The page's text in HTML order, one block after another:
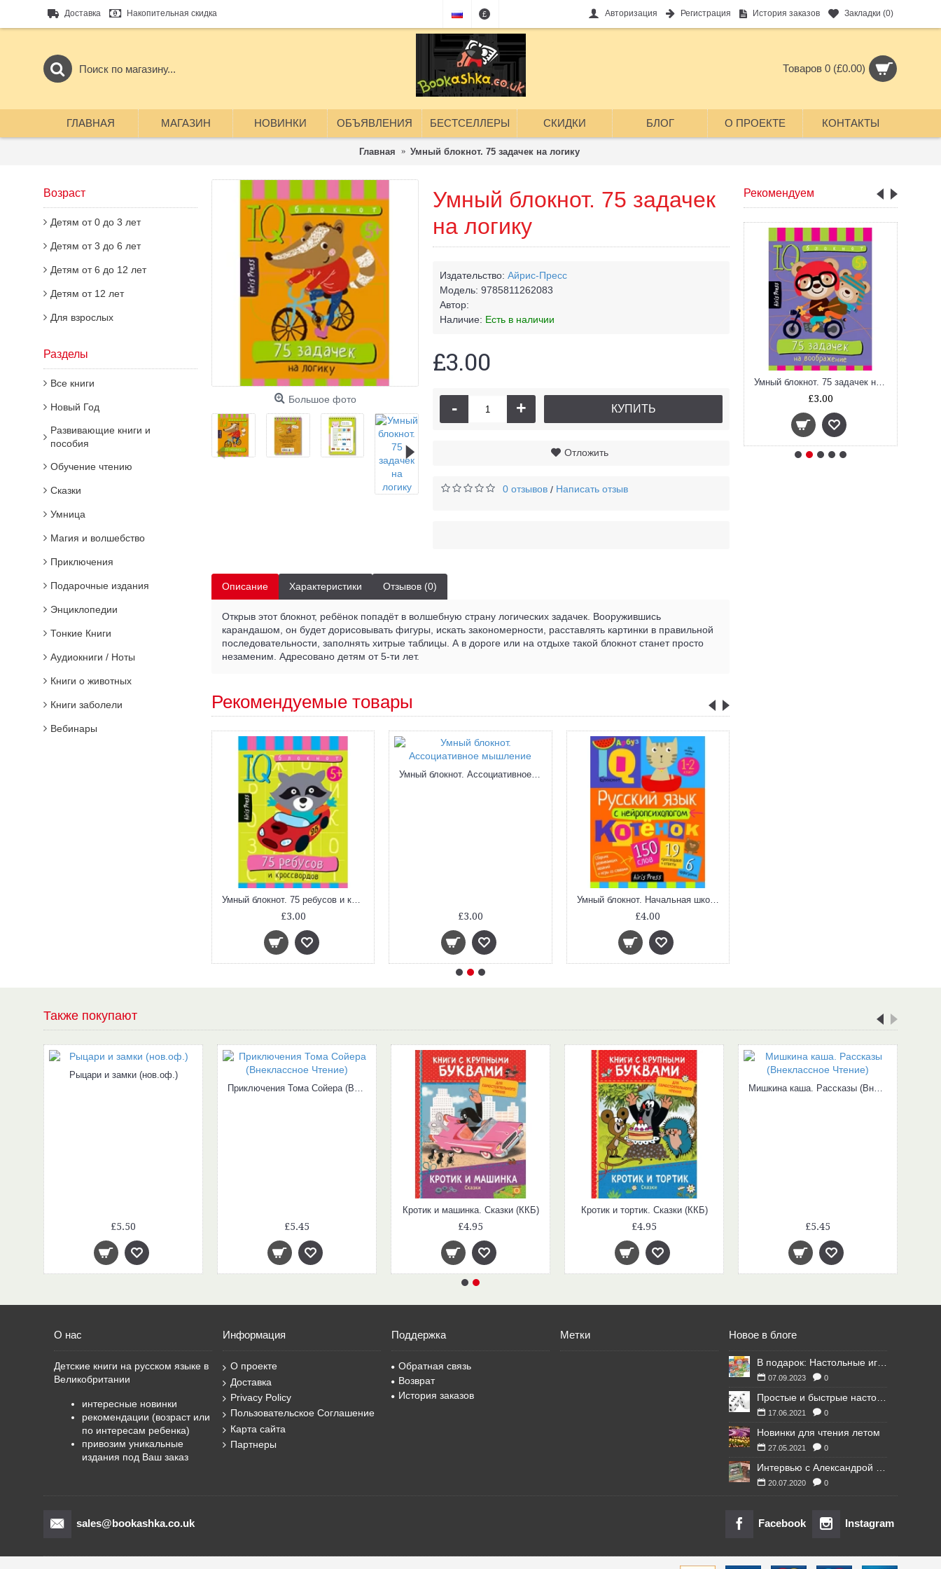
Доставка Накопительная скидка £ Авторизация Регистрация История заказов Закладки (0)
Товаров 0 (£0.00)
ГЛАВНАЯ МАГАЗИН НОВИНКИ ОБЪЯВЛЕНИЯ БЕСТСЕЛЛЕРЫ СКИДКИ БЛОГ О ПРОЕКТЕ КОНТАКТЫ
Главная Умный блокнот. 75 задачек на логику
Возраст
Детям от 0 до 3 лет
Детям от 3 до 6 лет
Детям от 6 до 12 лет
Детям от 12 лет
Для взрослых
Разделы
Все книги
Новый Год
Развивающие книги и
пособия
Обучение чтению
Сказки
Умница
Магия и волшебство
Приключения
Подарочные издания
Энциклопедии
Тонкие Книги
Аудиокниги / Ноты
Книги о животных
Книги заболели
Вебинары
Рекомендуем
£3.00
Умный блокнот. 75 задачек на воображение
£3.00
Большое фото
Умный блокнот. 75 задачек
на логику
Издательство: Айрис-Пресс
Модель: 9785811262083
Автор:
Наличие: Есть в наличии
£3.00
- + КУПИТЬ
Отложить
0 отзывов / Написать отзыв
Описание Характеристики Отзывов (0)
Открыв этот блокнот, ребёнок попадёт в волшебную страну логических задачек. Вооружившись
карандашом, он будет дорисовывать фигуры, искать закономерности, расставлять картинки в правильной
последовательности, заполнять хитрые таблицы. А в дороге или на отдыхе такой блокнот станет просто
незаменим. Адресовано детям от 5-ти лет.
Рекомендуемые товары
Умный блокнот. 75 ребусов и кроссвордов
£3.00
Умный блокнот. Ассоциативное мышление
£3.00
Умный блокнот. Начальная школа. Русский язык с нейропсихологом 1-2 класс
£4.00
Также покупают
Рыцари и замки (нов.оф.)
£5.50
Приключения Тома Сойера (Внеклассное Чтение)
£5.45
Кротик и машинка. Сказки (ККБ)
£4.95
Кротик и тортик. Сказки (ККБ)
£4.95
Мишкина каша. Рассказы (Внеклассное Чтение)
£5.45
О нас
Детские книги на русском языке в
Великобритании
интересные новинки
рекомендации (возраст или
по интересам ребенка)
привозим уникальные
издания под Ваш заказ
Информация
О проекте
Доставка
Privacy Policy
Пользовательское Соглашение
Карта сайта
Партнеры
Поддержка
Обратная связь
Возврат
История заказов
Метки Новое в блоге
В подарок: Настольные игры для Ваших британских друзей
07.09.2023 0
Простые и быстрые настольные игры
17.06.2021 0
Новинки для чтения летом
27.05.2021 0
Интервью с Александрой Литвиной
20.07.2020 0
sales@bookashka.co.uk Facebook Instagram